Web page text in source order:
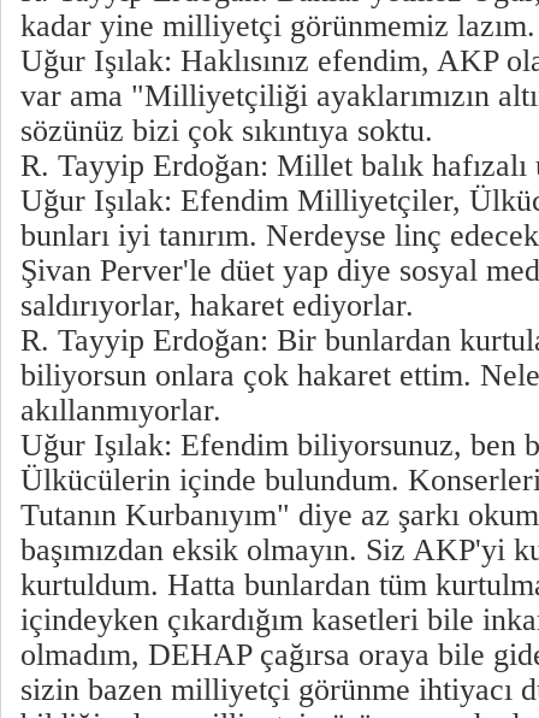
kadar yine milliyetçi görünmemiz lazım.
Uğur Işılak: Haklısınız efendim, AKP
var ama "Milliyetçiliği ayaklarımızın
sözünüz bizi çok sıkıntıya soktu.
R. Tayyip Erdoğan: Millet balık hafızalı
Uğur Işılak: Efendim Milliyetçiler,
bunları iyi tanırım. Nerdeyse linç
Şivan Perver'le düet yap diye sosyal
saldırıyorlar, hakaret ediyorlar.
R. Tayyip Erdoğan: Bir bunlardan
biliyorsun onlara çok hakaret ettim.
akıllanmıyorlar.
Uğur Işılak: Efendim biliyorsunuz, ben
Ülkücülerin içinde bulundum.
Tutanın Kurbanıyım" diye az şarkı
başımızdan eksik olmayın. Siz AKP'yi
kurtuldum. Hatta bunlardan tüm
içindeyken çıkardığım kasetleri bile
olmadım, DEHAP çağırsa oraya bile
sizin bazen milliyetçi görünme ihtiyacı